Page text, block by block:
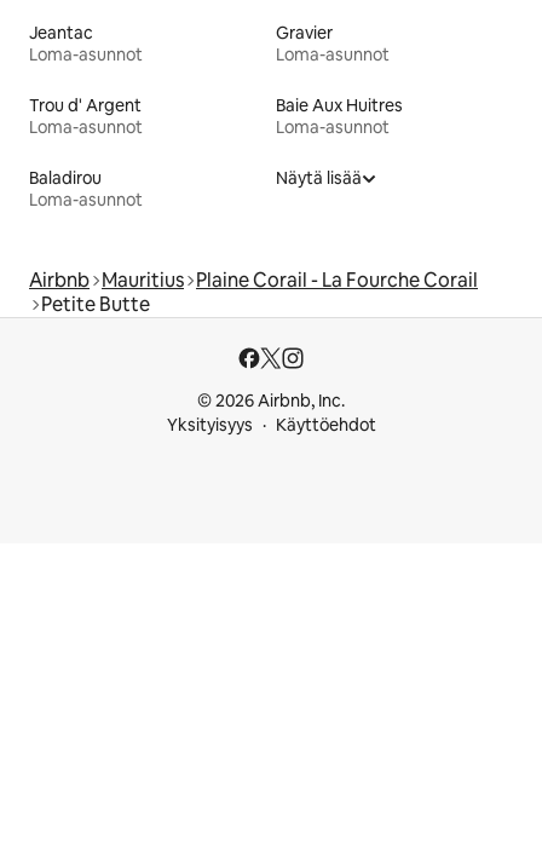
Jeantac
Loma-asunnot
Gravier
Loma-asunnot
Trou d' Argent
Loma-asunnot
Baie Aux Huitres
Loma-asunnot
Baladirou
Loma-asunnot
Näytä lisää
Airbnb Mauritius Plaine Corail - La Fourche Corail
Petite Butte
© 2026 Airbnb, Inc.
Yksityisyys
Käyttöehdot